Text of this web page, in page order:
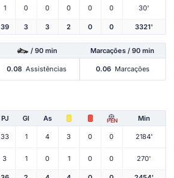
1 0 0 0 0 0 30'
39 3 3 2 0 0 3321'
/ 90 min Marcações / 90 min
0.08 Assistências 0.06 Marcações
PJ Gl As PEN Min
33 1 4 3 0 0 2184'
3 1 0 1 0 0 270'